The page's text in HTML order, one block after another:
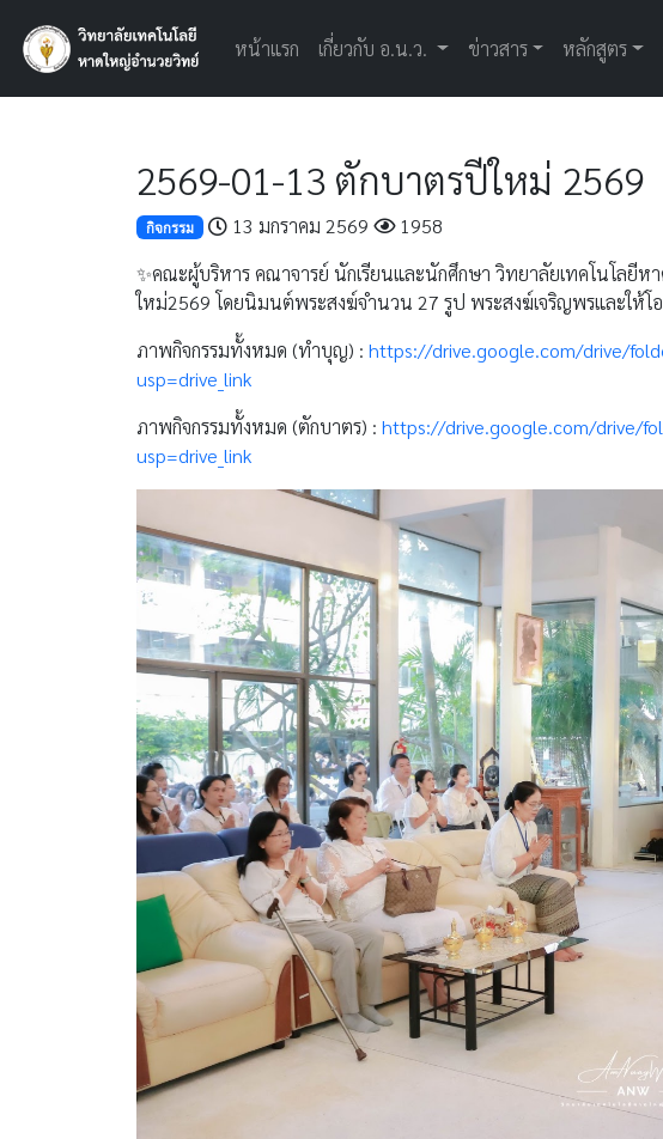
หน้าแรก เกี่ยวกับ อ.น.ว. ข่าวสาร หลักสูตร
2569-01-13 ตักบาตรปีใหม่ 2569
กิจกรรม 13 มกราคม 2569
1958
✨คณะผู้บริหาร คณาจารย์ นักเรียนและนักศึกษา วิทยาลัยเทคโนโลยี
ใหม่2569 โดยนิมนต์พระสงฆ์จำนวน 27 รูป พระสงฆ์เจริญพรและให้โ
ภาพกิจกรรมทั้งหมด (ทำบุญ) : https://drive.google.com/drive/
usp=drive_link
ภาพกิจกรรมทั้งหมด (ตักบาตร) : https://drive.google.com/drive/
usp=drive_link